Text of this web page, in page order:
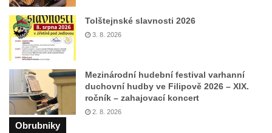
Na Sadech v Českých Budějovicích
Pomník Přemysla Otakara II. v parku Na
Sadech v Českých Budějovicích
Socha Mateřství v parku Na Sadech v
Českých Budějovicích
Památník Otokara Mokrého v parku Na
Sadech v Českých Budějovicích
Tolštejnské slavnosti 2026
3. 8. 2026
Mezinárodní hudební festival varhanní
duchovní hudby ve Filipově 2026 – XIX.
ročník – zahajovací koncert
2. 8. 2026
Obrubniky